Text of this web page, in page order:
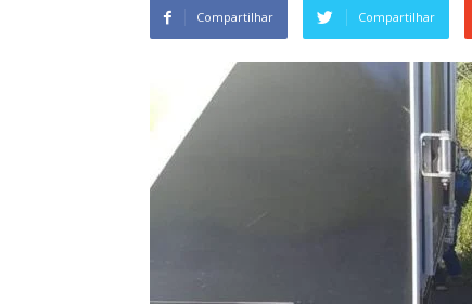
Compartilhar Compartilhar